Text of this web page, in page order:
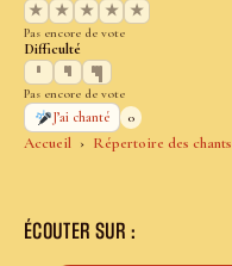
Accueil Répertoire des chants
★
★ ★ ★ ★
Pas encore de vote
Difficulté
Pas encore de vote
J’ai chanté
0
ÉCOUTER SUR :